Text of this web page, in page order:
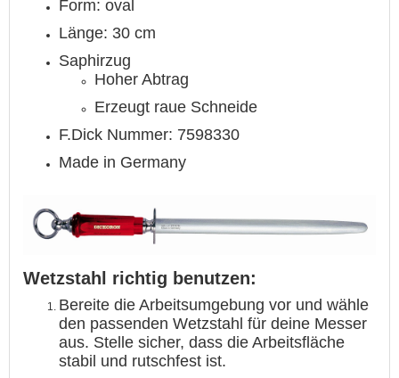
Form: oval
Länge: 30 cm
Saphirzug
Hoher Abtrag
Erzeugt raue Schneide
F.Dick Nummer: 7598330
Made in Germany
Wetzstahl richtig benutzen:
Bereite die Arbeitsumgebung vor und wähle
den passenden Wetzstahl für deine Messer
aus. Stelle sicher, dass die Arbeitsfläche
stabil und rutschfest ist.